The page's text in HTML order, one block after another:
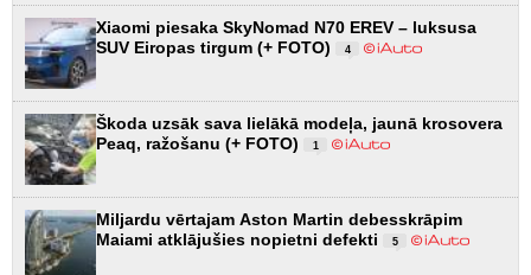
Xiaomi piesaka SkyNomad N70 EREV – luksusa
SUV Eiropas tirgum (+ FOTO)
4
Škoda uzsāk sava lielākā modeļa, jaunā krosovera
Peaq, ražošanu (+ FOTO)
1
Miljardu vērtajam Aston Martin debesskrāpim
Maiami atklājušies nopietni defekti
5